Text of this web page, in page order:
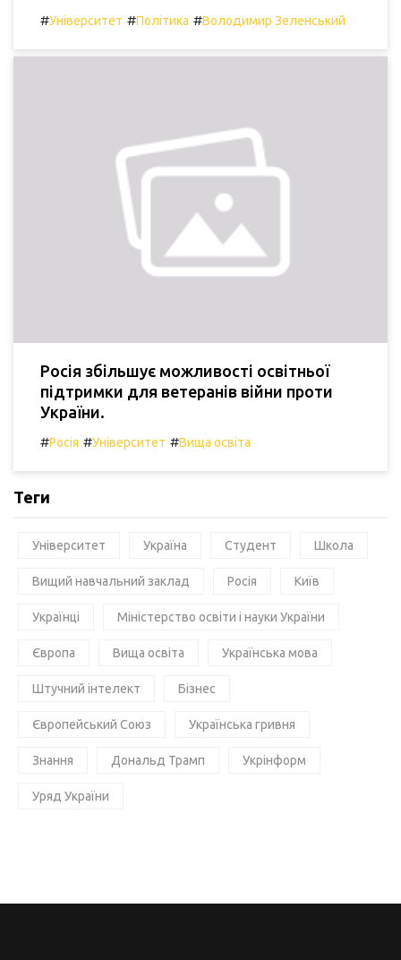
#Університет #Політика #Володимир Зеленський
Росія збільшує можливості освітньої
підтримки для ветеранів війни проти
України.
#Росія #Університет #Вища освіта
Теги
Університет Україна Студент Школа
Вищий навчальний заклад Росія Київ
Українці Міністерство освіти і науки України
Європа Вища освіта Українська мова
Штучний інтелект Бізнес
Європейський Союз Українська гривня
Знання Дональд Трамп Укрінформ
Уряд України